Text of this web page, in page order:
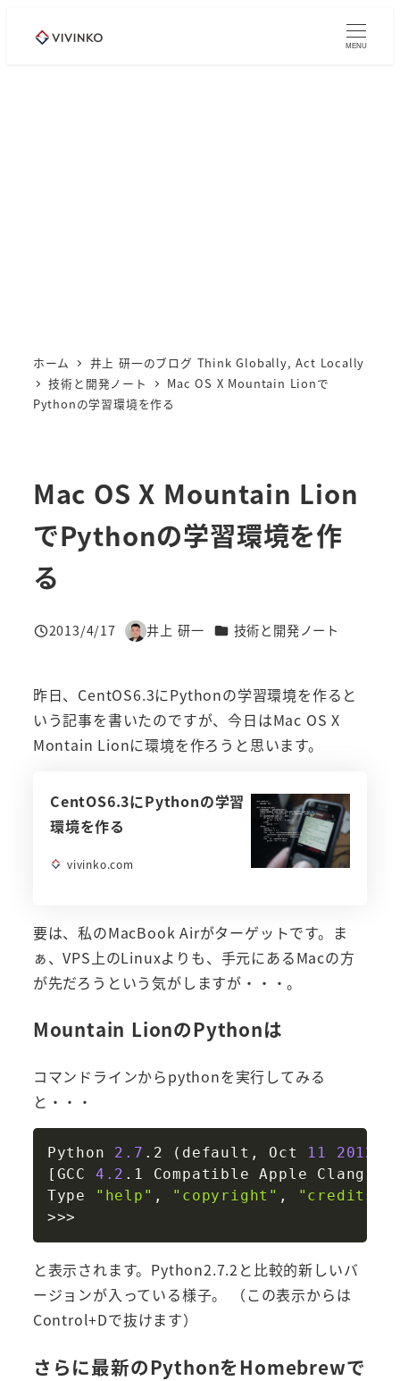
MENU
ホーム
井上 研一のブログ Think Globally, Act Locally
技術と開発ノート
Mac OS X Mountain Lionで
Pythonの学習環境を作る
Mac OS X Mountain Lion
でPythonの学習環境を作
る
投稿日
2013/4/17
著
井上 研一 カテゴリー
技術と開発ノート
昨日、CentOS6.3にPythonの学習環境を作ると
いう記事を書いたのですが、今日はMac OS X
Montain Lionに環境を作ろうと思います。
CentOS6.3にPythonの学習
環境を作る
vivinko.com
要は、私のMacBook Airがターゲットです。ま
ぁ、VPS上のLinuxよりも、手元にあるMacの方
が先だろうという気がしますが・・・。
Mountain LionのPythonは
コマンドラインからpythonを実行してみる
と・・・
Python 2.7 .2 ( default, Oct 11 2012
[ GCC 4.2 .1 Compatible Apple Clang
Type
"help" , "copyright" , "credits"
>>>
Copy
と表示されます。Python2.7.2と比較的新しいバ
ージョンが入っている様子。 （この表示からは
Control+Dで抜けます）
さらに最新のPythonをHomebrewで